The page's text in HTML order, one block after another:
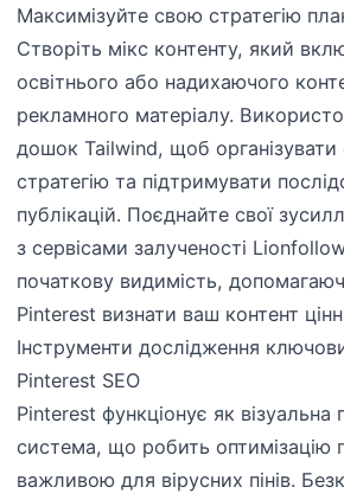
Максимізуйте свою стратегію
Створіть мікс контенту, який
освітнього або надихаючого
рекламного матеріалу.
дошок Tailwind, щоб організувати
стратегію та підтримувати
публікацій. Поєднайте свої
з сервісами залученості
початкову видимість,
Pinterest визнати ваш контент
Інструменти дослідження
Pinterest SEO
Pinterest функціонує як візуальна
система, що робить оптимізацію
важливою для вірусних пінів.